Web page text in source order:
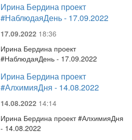
Ирина Бердина проект
#НаблюдаяДень - 17.09.2022
17.09.2022 18:36
Ирина Бердина проект
#НаблюдаяДень - 17.09.2022
Ирина Бердина проект
#АлхимияДня - 14.08.2022
14.08.2022 14:14
Ирина Бердина проект #АлхимияДня
- 14.08.2022